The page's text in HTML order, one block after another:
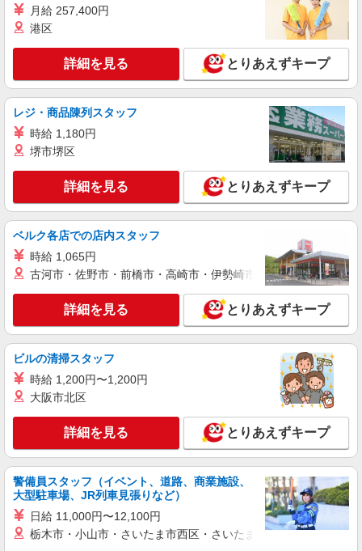
正社員
株式会社リジョイスカンパニー（117301）
清掃
月給27万3650円以上 ※固定残業代30H分
48,750円〜含む（超過分別途支給） ※研修期間2
ヶ月は給与95％支給 ★残業を含まない月給形態も
ございます。詳細は備考欄をご確認ください。
永寿総合病院（東京都台東区東上野2丁目23-
キープ 詳細を見る
マンション管理員
詳細を見る
嘱託
大和ライフネクスト株式会社 E-CHINTAI487
東京都台東区
詳細を見る
正社員
大和ライフネクスト株式会社 SYUTOKEN8290
マンション管理員
月給 257,400円
港区
詳細を見る とりあえずキープ
レジ・商品陳列スタッフ
時給 1,180円
堺市堺区
詳細を見る とりあえずキープ
ベルク各店での店内スタッフ
時給 1,065円
古河市・佐野市・前橋市・高崎市・伊勢崎市・太田市・館林市
詳細を見る とりあえずキープ
ビルの清掃スタッフ
時給 1,200円〜1,200円
大阪市北区
詳細を見る とりあえずキープ
警備員スタッフ（イベント、道路、商業施設、
大型駐車場、JR列車見張りなど）
日給 11,000円〜12,100円
栃木市・小山市・さいたま市西区・さいたま市岩槻区・久喜市・